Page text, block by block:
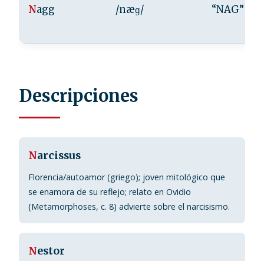
Nagg /næɡ/ “NAG”
Descripciones
Narcissus
Florencia/autoamor (griego); joven mitológico que
se enamora de su reflejo; relato en Ovidio
(Metamorphoses, c. 8) advierte sobre el narcisismo.
Nestor